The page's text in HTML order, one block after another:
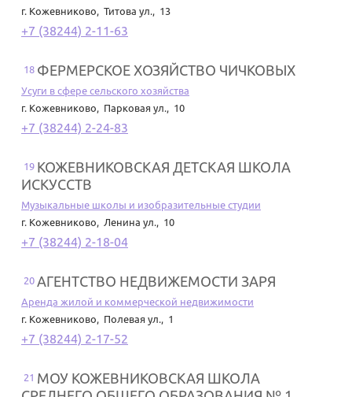
г. Кожевниково, Титова ул., 13
+7 (38244) 2-11-63
18 ФЕРМЕРСКОЕ ХОЗЯЙСТВО ЧИЧКОВЫХ
Усуги в сфере сельского хозяйства
г. Кожевниково, Парковая ул., 10
+7 (38244) 2-24-83
19 КОЖЕВНИКОВСКАЯ ДЕТСКАЯ ШКОЛА
ИСКУССТВ
Музыкальные школы и изобразительные студии
г. Кожевниково, Ленина ул., 10
+7 (38244) 2-18-04
20 АГЕНТСТВО НЕДВИЖЕМОСТИ ЗАРЯ
Аренда жилой и коммерческой недвижимости
г. Кожевниково, Полевая ул., 1
+7 (38244) 2-17-52
21 МОУ КОЖЕВНИКОВСКАЯ ШКОЛА